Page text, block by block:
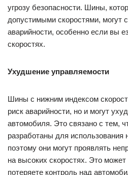
угрозу безопасности. Шины,
допустимыми скоростями, могут
аварийности, особенно если вы
скоростях.
Ухудшение управляемости
Шины с нижним индексом
риск аварийности, но и могут
автомобиля. Это связано с тем,
разработаны для использования
поэтому они могут проявлять
на высоких скоростях. Это может
потеряете контроль над